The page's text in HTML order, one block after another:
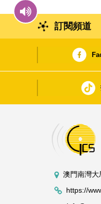
訂閱頻道
澳門南灣
https://